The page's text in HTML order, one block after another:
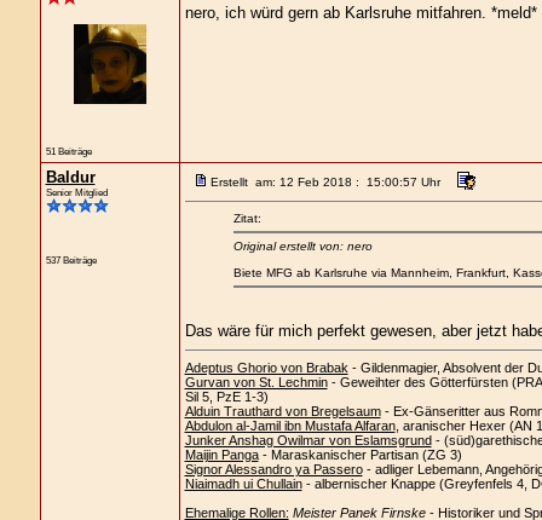
51 Beiträge
nero, ich würd gern ab Karlsruhe mitfahren. *meld*
Baldur
Senior Mitglied
537 Beiträge
Erstellt am: 12 Feb 2018 : 15:00:57 Uhr
Zitat:
Original erstellt von: nero
Biete MFG ab Karlsruhe via Mannheim, Frankfurt,
Das wäre für mich perfekt gewesen, aber jetzt
Adeptus Ghorio von Brabak - Gildenmagier, Absolvent der
Gurvan von St. Lechmin- Geweihter des Götterfürsten
Sil 5, PzE 1-3)
Alduin Trauthard von Bregelsaum- Ex-Gänseritter aus
Abdulon al-Jamil ibn Mustafa Alfaran, aranischer Hexer (AN
Junker Anshag Owilmar von Eslamsgrund-
Maijin Panga- Maraskanischer Partisan (ZG 3)
Signor Alessandro ya Passero- adliger Lebemann,
Niaimadh ui Chullain- albernischer Knappe (Greyfenfels 4,
Ehemalige Rollen: Meister Panek Firnske- Historiker und